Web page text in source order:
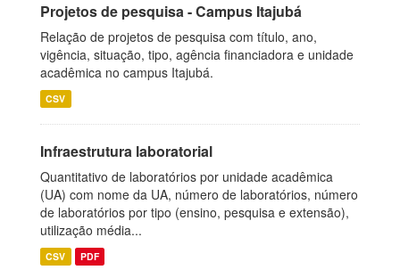
Projetos de pesquisa - Campus Itajubá
Relação de projetos de pesquisa com título, ano,
vigência, situação, tipo, agência financiadora e unidade
acadêmica no campus Itajubá.
CSV
Infraestrutura laboratorial
Quantitativo de laboratórios por unidade acadêmica
(UA) com nome da UA, número de laboratórios, número
de laboratórios por tipo (ensino, pesquisa e extensão),
utilização média...
CSV PDF